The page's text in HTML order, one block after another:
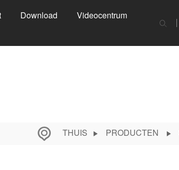
Download
Videocentrum
THUIS PRODUCTEN